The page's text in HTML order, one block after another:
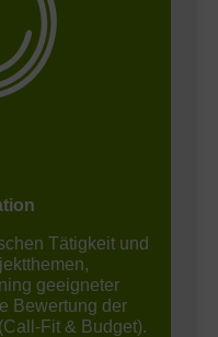
Tätigkeit und
geeigneter
Bewertung der
Fit & Budget).